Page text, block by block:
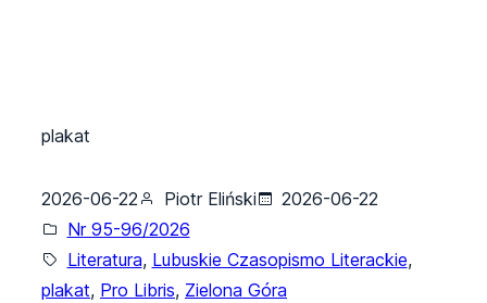
plakat
2026-06-22 Piotr Eliński
2026-06-22
Nr 95-96/2026
Literatura, Lubuskie Czasopismo Literackie,
plakat, Pro Libris, Zielona Góra